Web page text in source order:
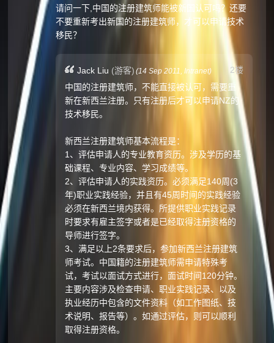
请问一下,中国的注册建筑师能被新国认可吗？还要
不要重新考出新国的注册建筑师，才可以申请技术
移民？
2楼
Jack Liu (游客) (14 Sep 2011,Intranet)
中国的注册建筑师，不能直接被认可，需要重
新在新西兰注册。只有注册后才可以申请NZ的
技术移民。
新西兰注册建筑师基本流程是：
1、评估申请人的专业教育资历。涉及学历的基
础课程、专业内容、学习成绩等。
2、评估申请人的实践资历。必须满足140周(3
年)职业实践经验，并且有45周时间的实践经验
必须在新西兰境内获得。所提供职业实践记录
时要求有雇主签字或者是已经取得注册资格的
导师进行签字。
3、满足以上2条要求后，参加新西兰注册建筑
师考试。中国籍的注册建筑师需申请特殊考
试，考试以面试方式进行，面试时间120分钟。
主要内容涉及检查申请、职业实践记录、以及
执业经历中包含的文件资料（如工作图纸、技
术说明、报告等）。如通过评估，则可以顺利
取得注册资格。